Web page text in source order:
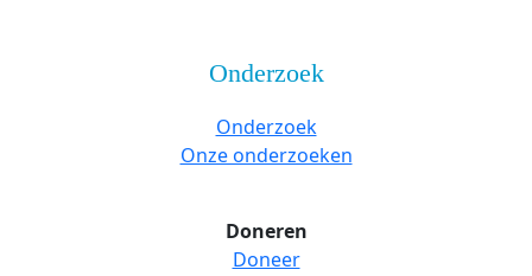
Onderzoek
Onderzoek
Onze onderzoeken
Doneren
Doneer